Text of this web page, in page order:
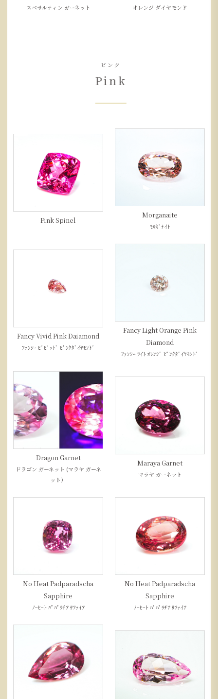
スペサルティン ガーネット オレンジ ダイヤモンド
ピンク
Pink
Pink Spinel
Morganaite
ﾓﾙｶﾞﾅｲﾄ
Fancy Vivid Pink Daiamond
ﾌｧﾝｼｰ ﾋﾞﾋﾞｯﾄﾞ ﾋﾟﾝｸﾀﾞｲﾔﾓﾝﾄﾞ
Fancy Light Orange Pink
Diamond
ﾌｧﾝｼｰ ﾗｲﾄ ｵﾚﾝｼﾞ ﾋﾟﾝｸﾀﾞｲﾔﾓﾝﾄﾞ
Dragon Garnet
ドラゴン ガーネット (マラヤ ガーネ
ット）
Maraya Garnet
マラヤ ガーネット
No Heat Padparadscha
Sapphire
ﾉｰﾋｰﾄ ﾊﾟﾊﾟﾗﾁｱ ｻﾌｧｲｱ
No Heat Padparadscha
Sapphire
ﾉｰﾋｰﾄ ﾊﾟﾊﾟﾗﾁｱ ｻﾌｧｲｱ